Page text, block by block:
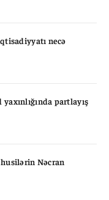
necə
partlayış
Nəcran